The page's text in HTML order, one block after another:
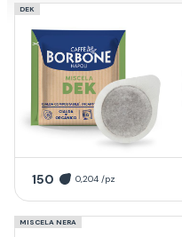
DEK
150 0,204 /pz
MISCELA NERA